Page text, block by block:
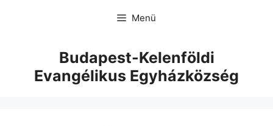
Menü
Budapest-Kelenföldi
Evangélikus Egyházközség